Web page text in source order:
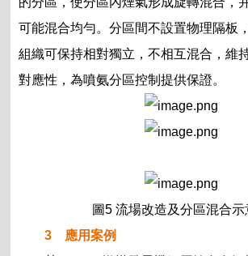
可能混合均勻。分區間不設置物理隔板
組織可保持相對獨立，不相互混合，維
對應性，為噴氨分區控制提供保證。
圖5 流場改造及分區混合示
3 應用案例